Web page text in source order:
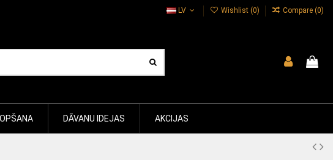
LV Wishlist (0) Compare (0)
DĀVANU IDEJAS AKCIJAS